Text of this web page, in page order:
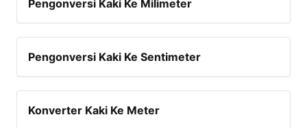
Pengonversi Kaki Ke Milimeter
Pengonversi Kaki Ke Sentimeter
Konverter Kaki Ke Meter